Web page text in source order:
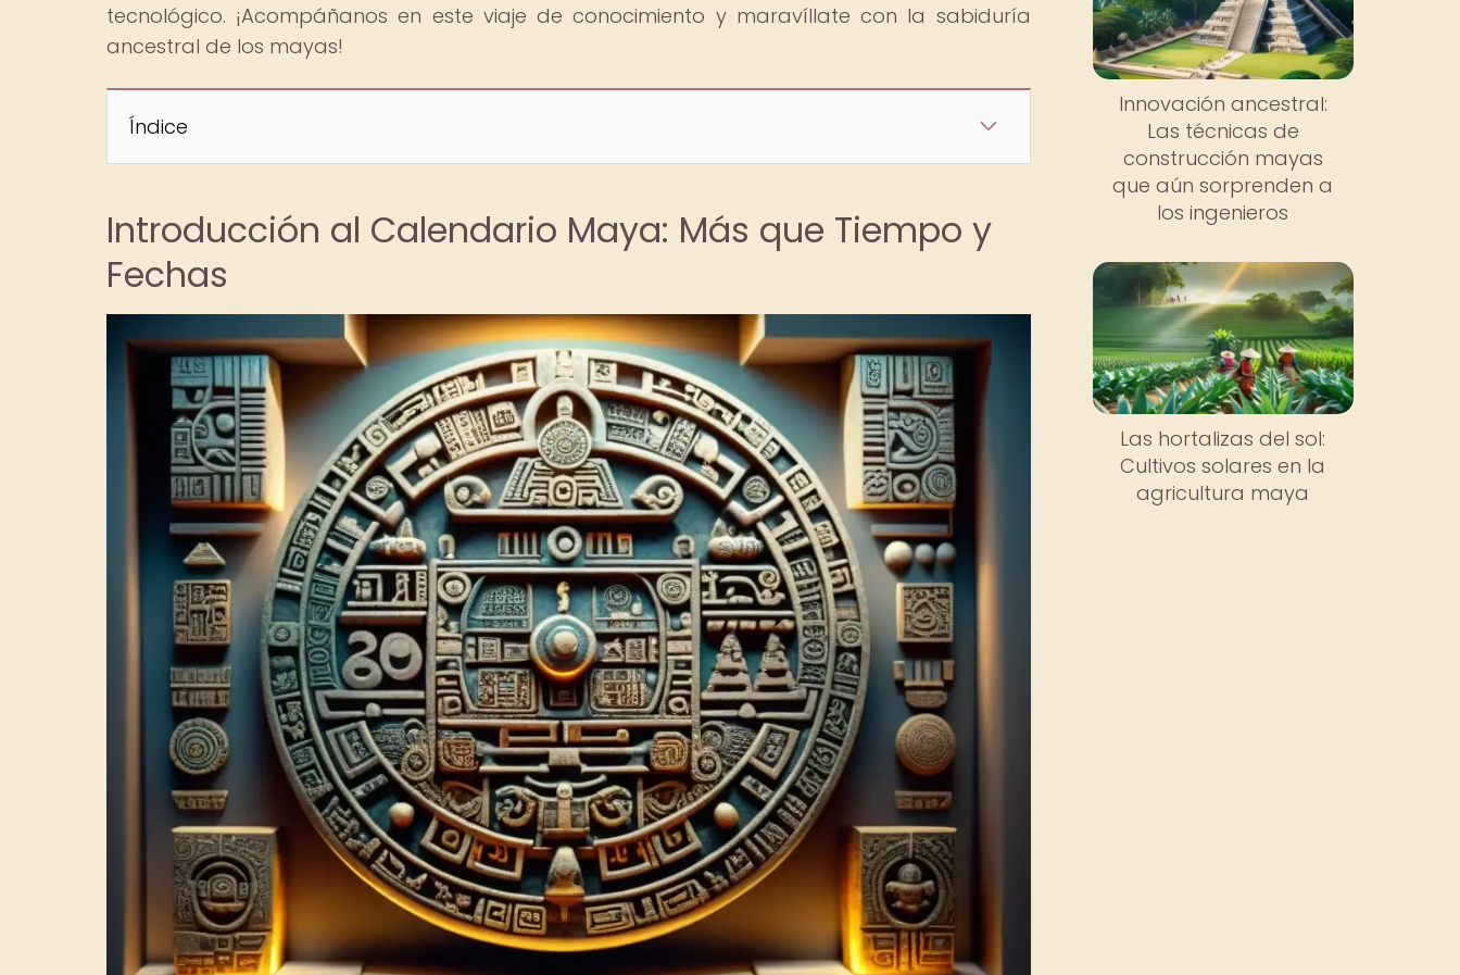
tecnológico. ¡Acompáñanos en este viaje de conocimiento y maravíllate con la sabiduría
ancestral de los mayas!
Índice
Introducción al Calendario Maya: Más que Tiempo y
Fechas
Innovación ancestral:
Las técnicas de
construcción mayas
que aún sorprenden a
los ingenieros
Las hortalizas del sol:
Cultivos solares en la
agricultura maya